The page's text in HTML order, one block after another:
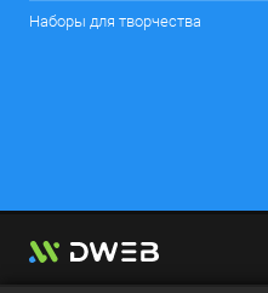
Наборы для творчества